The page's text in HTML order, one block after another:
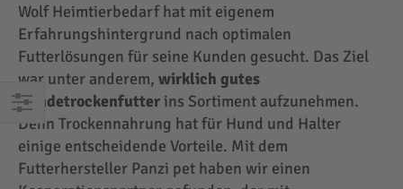
EINKAUFEN
NACH
Wolf Heimtierbedarf hat mit eigenem
Erfahrungshintergrund nach optimalen
Futterlösungen für seine Kunden gesucht. Das Ziel
war unter anderem, wirklich gutes
Hundetrockenfutter ins Sortiment aufzunehmen.
Denn Trockennahrung hat für Hund und Halter
einige entscheidende Vorteile. Mit dem
Futterhersteller Panzi pet haben wir einen